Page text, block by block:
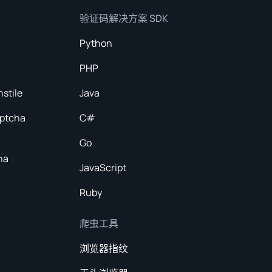
验证码解决方案 SDK
Python
PHP
Java
C#
Go
JavaScript
Ruby
爬虫工具
浏览器指纹